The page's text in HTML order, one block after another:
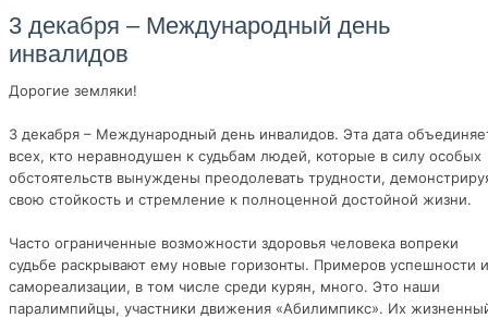
3 декабря – Международный день
инвалидов
Дорогие земляки!
3 декабря – Международный день инвалидов. Эта дата
всех, кто неравнодушен к судьбам людей, которые в силу особых
обстоятельств вынуждены преодолевать трудности,
свою стойкость и стремление к полноценной достойной жизни.
Часто ограниченные возможности здоровья человека вопреки
судьбе раскрывают ему новые горизонты. Примеров успешности и
самореализации, в том числе среди курян, много. Это наши
паралимпийцы, участники движения «Абилимпикс». Их